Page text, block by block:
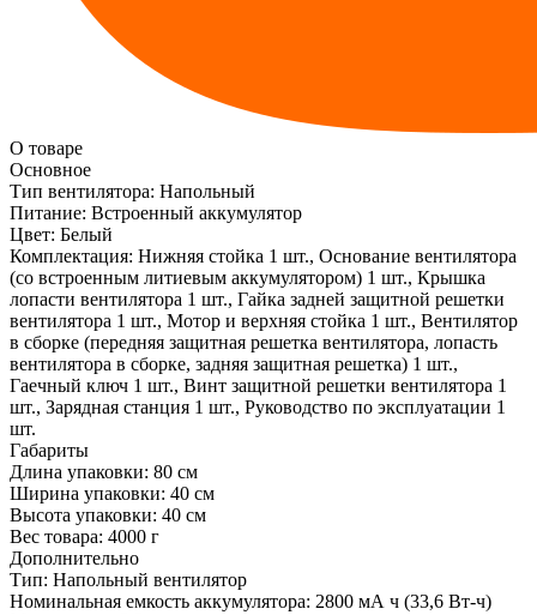
О товаре
Основное
Тип вентилятора: Напольный
Питание: Встроенный аккумулятор
Цвет: Белый
Комплектация: Нижняя стойка 1 шт., Основание вентилятора
(со встроенным литиевым аккумулятором) 1 шт., Крышка
лопасти вентилятора 1 шт., Гайка задней защитной решетки
вентилятора 1 шт., Мотор и верхняя стойка 1 шт., Вентилятор
в сборке (передняя защитная решетка вентилятора, лопасть
вентилятора в сборке, задняя защитная решетка) 1 шт.,
Гаечный ключ 1 шт., Винт защитной решетки вентилятора 1
шт., Зарядная станция 1 шт., Руководство по эксплуатации 1
шт.
Габариты
Длина упаковки: 80 см
Ширина упаковки: 40 см
Высота упаковки: 40 см
Вес товара: 4000 г
Дополнительно
Тип: Напольный вентилятор
Номинальная емкость аккумулятора: 2800 мА ч (33,6 Вт-ч)